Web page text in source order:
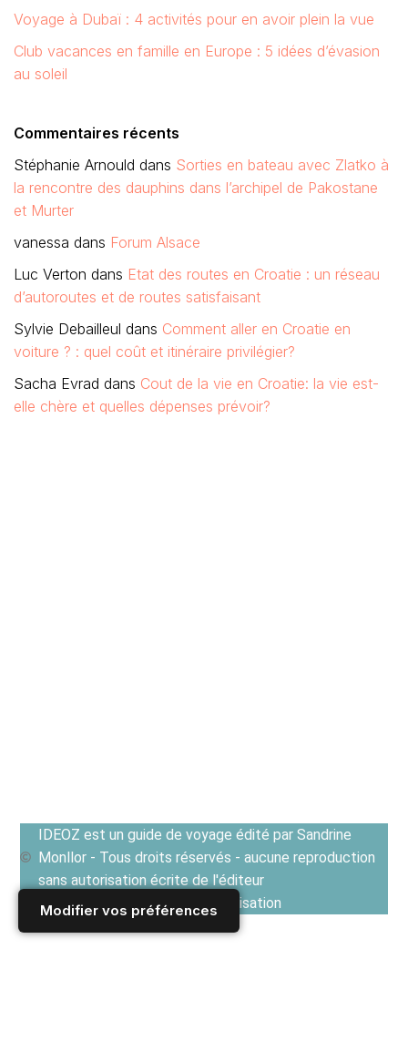
Modifier vos préférences
Voyage à Dubaï : 4 activités pour en avoir plein la vue
Club vacances en famille en Europe : 5 idées d’évasion
au soleil
Commentaires récents
Stéphanie Arnould dans Sorties en bateau avec Zlatko à
la rencontre des dauphins dans l’archipel de Pakostane
et Murter
vanessa dans Forum Alsace
Luc Verton dans Etat des routes en Croatie : un réseau
d’autoroutes et de routes satisfaisant
Sylvie Debailleul dans Comment aller en Croatie en
voiture ? : quel coût et itinéraire privilégier?
Sacha Evrad dans Cout de la vie en Croatie: la vie est-
elle chère et quelles dépenses prévoir?
IDEOZ est un guide de voyage édité par Sandrine
Monllor - Tous droits réservés - aucune reproduction
sans autorisation écrite de l'éditeur
Voir les Conditions générales d'utilisation